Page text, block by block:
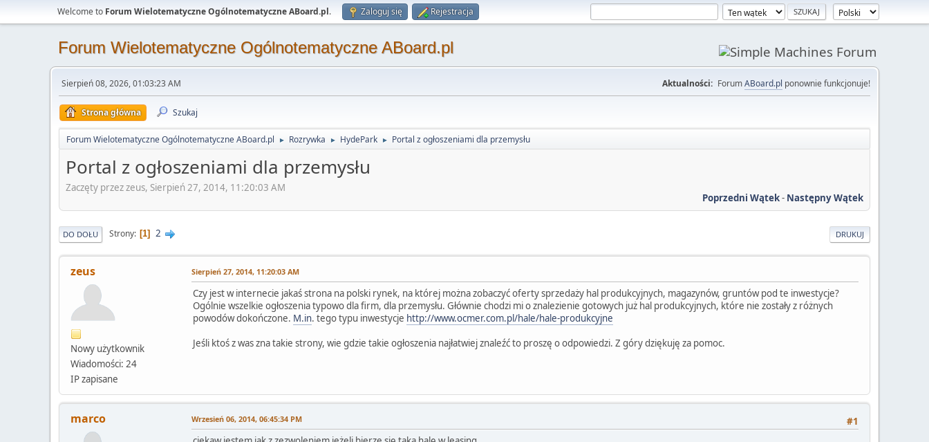
Welcome to Forum Wielotematyczne Ogólnotematyczne ABoard.pl. Zaloguj się Rejestracja
Forum Wielotematyczne Ogólnotematyczne ABoard.pl
Sierpień 08, 2026, 01:03:23 AM Aktualności: ForumABoard.pl ponownie funkcjonuje!
Strona główna Szukaj
Forum Wielotematyczne Ogólnotematyczne ABoard.pl ► Rozrywka ► HydePark ► Portal z ogłoszeniami dla przemysłu
Portal z ogłoszeniami dla przemysłu
Zaczęty przez zeus, Sierpień 27, 2014, 11:20:03 AM
Poprzedni Wątek- Następny Wątek
DRUKUJ
DO DOŁU Strony 1 2
zeus
Nowy użytkownik
Wiadomości: 24
IP zapisane
Sierpień 27, 2014, 11:20:03 AM
Czy jest w internecie jakaś strona na polski rynek, na której można zobaczyć oferty sprzedaży hal produkcyjnych, magazynów, gruntów pod te inwestycje?
Ogólnie wszelkie ogłoszenia typowo dla firm, dla przemysłu. Głównie chodzi mi o znalezienie gotowych już hal produkcyjnych, które nie zostały z różnych
powodów dokończone. M.in. tego typu inwestycje http://www.ocmer.com.pl/hale/hale-produkcyjne
Jeśli ktoś z was zna takie strony, wie gdzie takie ogłoszenia najłatwiej znaleźć to proszę o odpowiedzi. Z góry dziękuję za pomoc.
marco #1
Wrzesień 06, 2014, 06:45:34 PM